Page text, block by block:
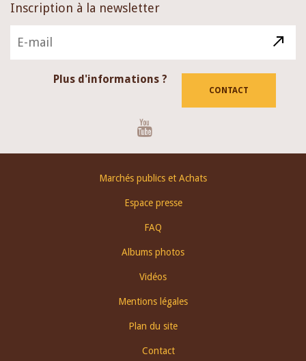
Inscription à la newsletter
Plus d'informations ?
CONTACT
Marchés publics et Achats
Espace presse
FAQ
Albums photos
Vidéos
Mentions légales
Plan du site
Contact